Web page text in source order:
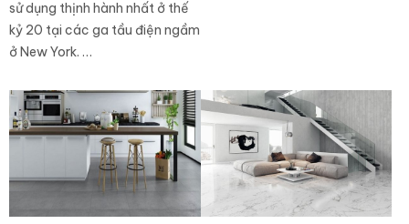
sử dụng thịnh hành nhất ở thế
kỷ 20 tại các ga tầu điện ngầm
ở New York. …